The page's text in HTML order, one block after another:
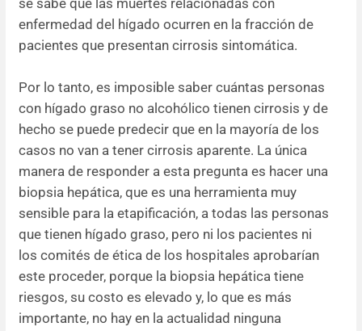
se sabe que las muertes relacionadas con
enfermedad del hígado ocurren en la fracción de
pacientes que presentan cirrosis sintomática.
Por lo tanto, es imposible saber cuántas personas
con hígado graso no alcohólico tienen cirrosis y de
hecho se puede predecir que en la mayoría de los
casos no van a tener cirrosis aparente. La única
manera de responder a esta pregunta es hacer una
biopsia hepática, que es una herramienta muy
sensible para la etapificación, a todas las personas
que tienen hígado graso, pero ni los pacientes ni
los comités de ética de los hospitales aprobarían
este proceder, porque la biopsia hepática tiene
riesgos, su costo es elevado y, lo que es más
importante, no hay en la actualidad ninguna